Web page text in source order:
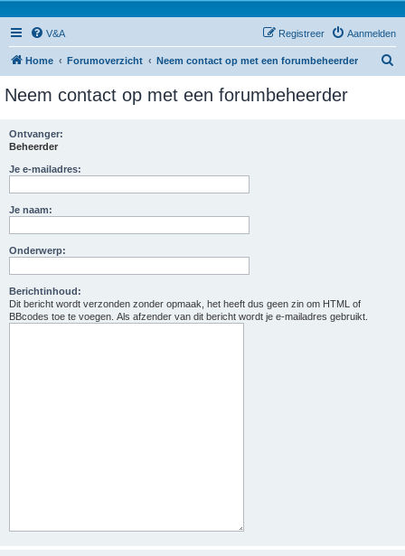
V&A Aanmelden
Registreer
Home Forumoverzicht Neem contact op met een forumbeheerder
Neem contact op met een forumbeheerder
Ontvanger:
Beheerder
Je e-mailadres:
Je naam:
Onderwerp:
Berichtinhoud:
Dit bericht wordt verzonden zonder opmaak, het heeft dus geen zin om HTML of
BBcodes toe te voegen. Als afzender van dit bericht wordt je e-mailadres gebruikt.